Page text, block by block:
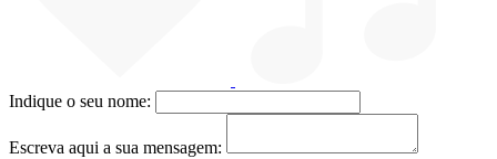
Indique o seu nome:
Escreva aqui a sua mensagem: